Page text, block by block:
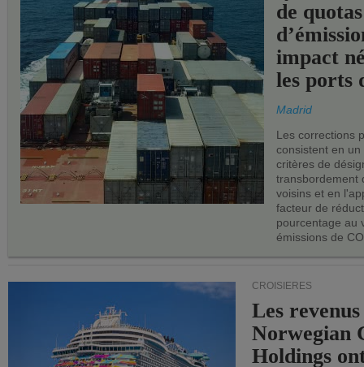
de quotas
impact
les ports
Madrid
Les corrections
consistent en
critères de
transbordement
voisins et en
facteur de
pourcentage au
émissions de
CROISIÈRES
Les
Norwegian
Holdings